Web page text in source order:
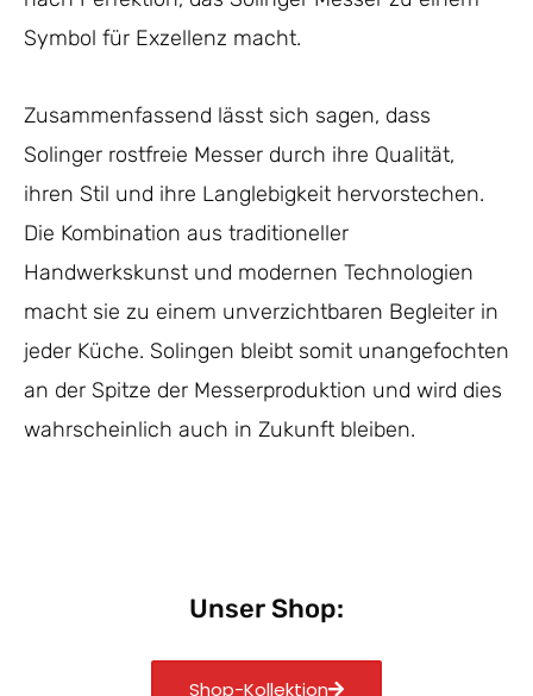
Symbol für Exzellenz macht.
Zusammenfassend lässt sich sagen, dass
Solinger rostfreie Messer durch ihre Qualität,
ihren Stil und ihre Langlebigkeit hervorstechen.
Die Kombination aus traditioneller
Handwerkskunst und modernen Technologien
macht sie zu einem unverzichtbaren Begleiter in
jeder Küche. Solingen bleibt somit unangefochten
an der Spitze der Messerproduktion und wird dies
wahrscheinlich auch in Zukunft bleiben.
Unser Shop:
Shop-Kollektion